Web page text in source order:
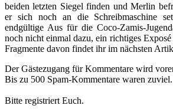
beiden letzten Siegel finden und Merlin
er sich noch an die Schreibmaschine
endgültige Aus für die Coco-Zamis-
noch nicht einmal dazu, ein richtiges
Fragmente davon findet ihr im nächsten
Der Gästezugang für Kommentare wird
Bis zu 500 Spam-Kommentare waren zuviel.
Bitte registriert Euch.